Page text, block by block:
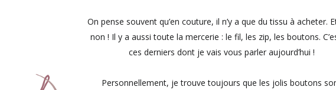
On pense souvent qu’en couture, il n’y a que du tissu à acheter.
non ! Il y a aussi toute la mercerie : le fil, les zip, les boutons.
ces derniers dont je vais vous parler aujourd’hui !
Personnellement, je trouve toujours que les jolis boutons